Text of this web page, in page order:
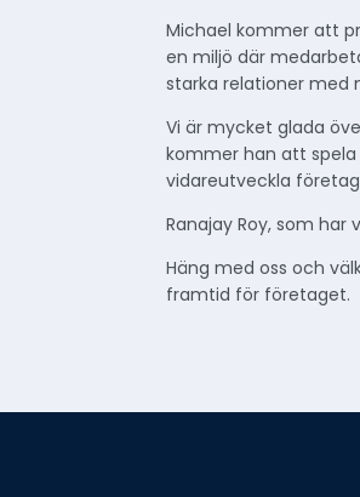
Michael kommer att
en miljö där
starka relationer med
Vi är mycket glada
kommer han att spela
vidareutveckla
Ranajay Roy, som har
Häng med oss ​​och
framtid för företaget.